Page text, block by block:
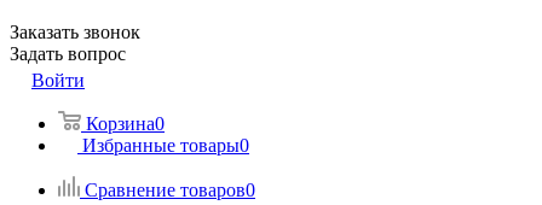
Заказать звонок
Задать вопрос
Войти
Корзина0
Избранные товары0
Сравнение товаров0